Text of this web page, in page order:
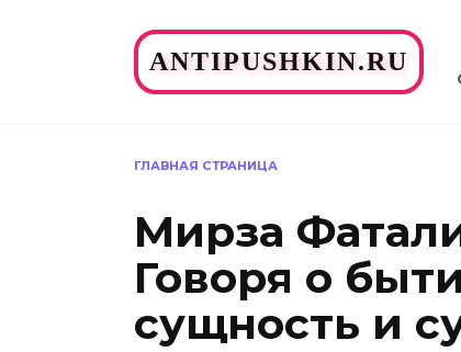
ANTIPUSHKIN.RU
ГЛАВНАЯ СТРАНИЦА
Мирза
Говоря о
сущность и